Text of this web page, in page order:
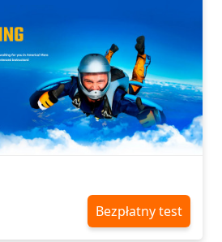
Bezpłatny test